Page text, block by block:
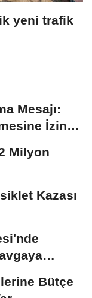
yeni trafik
Mesajı:
İzin
Milyon
Kazası
Bütçe